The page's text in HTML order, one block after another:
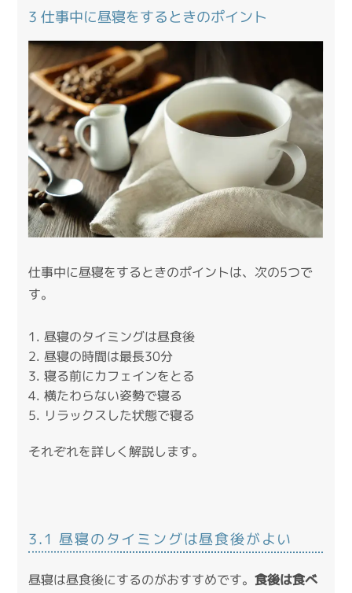
3 仕事中に昼寝をするときのポイント
仕事中に昼寝をするときのポイントは、次の5つで
す。
昼寝のタイミングは昼食後
昼寝の時間は最長30分
寝る前にカフェインをとる
横たわらない姿勢で寝る
リラックスした状態で寝る
それぞれを詳しく解説します。
3.1 昼寝のタイミングは昼食後がよい
昼寝は昼食後にするのがおすすめです。食後は食べ